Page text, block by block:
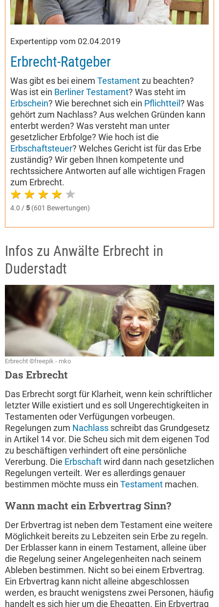
Expertentipp vom 02.04.2019
Erbrecht-Ratgeber
Was gibt es bei einem Testamentzu beachten?
Was ist ein Berliner Testament? Was steht im
Erbschein? Wie berechnet sich ein Pflichtteil ? Was
gehört zum Nachlass? Aus welchen Gründen kann
enterbt werden? Was versteht man unter
gesetzlicher Erbfolge? Wie hoch ist die
Erbschaftsteuer? Welches Gericht ist für das Erbe
zuständig? Wir geben Ihnen kompetente und
rechtssichere Antworten auf alle wichtigen Fragen
zum Erbrecht.
4.0 / 5 (601 Bewertungen)
Infos zu Anwälte Erbrecht in
Duderstadt
Erbrecht ©freepik - mko
Das Erbrecht
Das Erbrecht sorgt für Klarheit, wenn kein schriftlicher
letzter Wille existiert und es soll Ungerechtigkeiten in
Testamenten oder Verfügungen vorbeugen.
Regelungen zum Nachlass schreibt das Grundgesetz
in Artikel 14 vor. Die Scheu sich mit dem eigenen Tod
zu beschäftigen verhindert oft eine persönliche
Vererbung. Die Erbschaftwird dann nach gesetzlichen
Regelungen verteilt. Wer es allerdings genauer
bestimmen möchte muss ein Testament machen.
Wann macht ein Erbvertrag Sinn?
Der Erbvertrag ist neben dem Testament eine weitere
Möglichkeit bereits zu Lebzeiten sein Erbe zu regeln.
Der Erblasser kann in einem Testament, alleine über
die Regelung seiner Angelegenheiten nach seinem
Ableben bestimmen. Nicht so bei einem Erbvertrag.
Ein Erbvertrag kann nicht alleine abgeschlossen
werden, es braucht wenigstens zwei Personen, häufig
handelt es sich hier um die Ehegatten. Ein Erbvertrag